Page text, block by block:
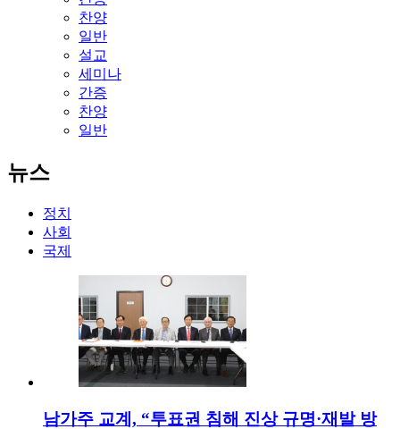
찬양
일반
설교
세미나
간증
찬양
일반
뉴스
정치
사회
국제
남가주 교계, “투표권 침해 진상 규명·재발 방